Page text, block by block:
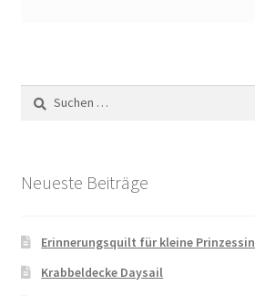
Suchen
nach:
Neueste Beiträge
Erinnerungsquilt für kleine Prinzessin
Krabbeldecke Daysail